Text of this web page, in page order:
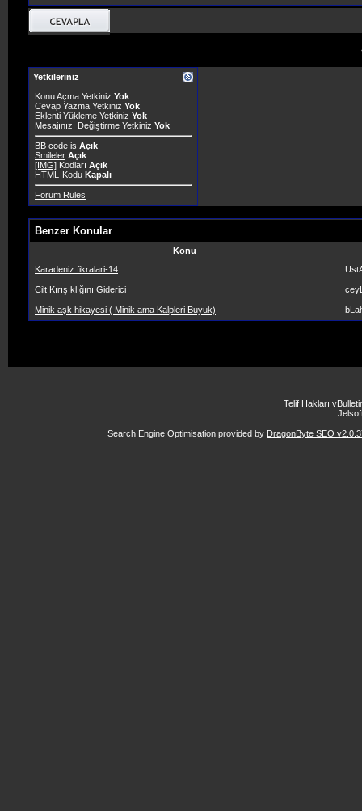
Yetkileriniz
Konu Açma Yetkiniz Yok
Cevap Yazma Yetkiniz Yok
Eklenti Yükleme Yetkiniz Yok
Mesajınızı Değiştirme Yetkiniz Yok
BB code is Açık
Smileler Açık
[IMG] Kodları Açık
HTML-Kodu Kapalı
Forum Rules
Benzer Konular
Konu
Karadeniz fikralari-14
Cilt Kırışıklığını Giderici
Minik aşk hikayesi ( Minik ama Kalpleri Buyuk)
Telif Hakları
Search Engine Optimisation provided by DragonByte SEO